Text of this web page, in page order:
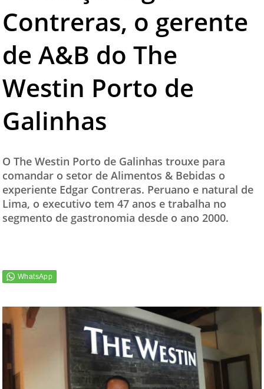
TESTADO E APROVADO
ÚLTIMAS NOTÍCIAS
PARCEIROS
QUEM SOMOS - EQUIPE
CONTATO
Contreras, o gerente
de A&B do The
Westin Porto de
Galinhas
O The Westin Porto de Galinhas trouxe para
comandar o setor de Alimentos & Bebidas o
experiente Edgar Contreras. Peruano e natural de
Lima, o executivo tem 47 anos e trabalha no
segmento de gastronomia desde o ano 2000.